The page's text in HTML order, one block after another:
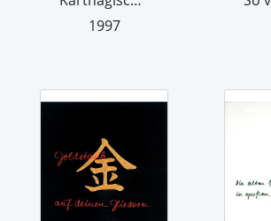
1997